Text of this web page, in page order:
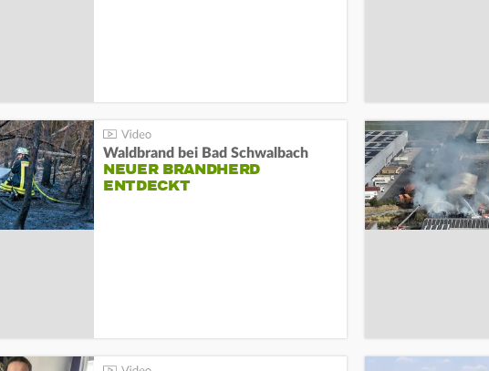
Waldbrand bei Bad Schwalbach
NEUER BRANDHERD
ENTDECKT